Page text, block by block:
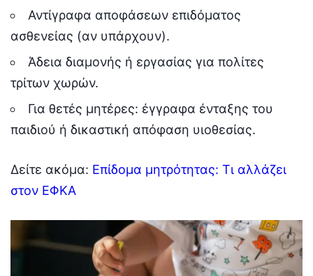
Αντίγραφα αποφάσεων επιδόματος
ασθενείας (αν υπάρχουν).
Άδεια διαμονής ή εργασίας για πολίτες
τρίτων χωρών.
Για θετές μητέρες: έγγραφα ένταξης του
παιδιού ή δικαστική απόφαση υιοθεσίας.
Δείτε ακόμα: Επίδομα μητρότητας: Τι αλλάζει
στον ΕΦΚΑ